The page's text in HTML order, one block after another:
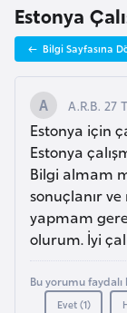
V
i
z
e
İ
ş
l
e
m
l
e
r
i
Estonya
Bilgi Sayfasına
A.R.B. 27
Estonya için
Estonya
Bilgi almam
sonuçlanır
yapmam
olurum. İyi
Bu yorumu
Evet (1)
A
u
s
t
u
r
y
a
A